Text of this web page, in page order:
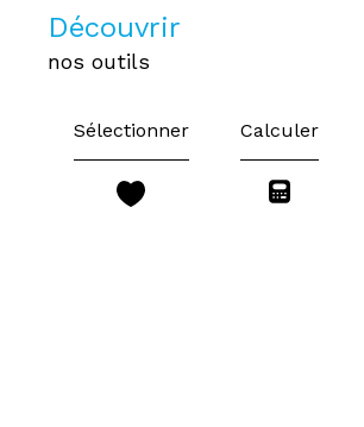
découvrir
nos outils
Sélectionner Calculer